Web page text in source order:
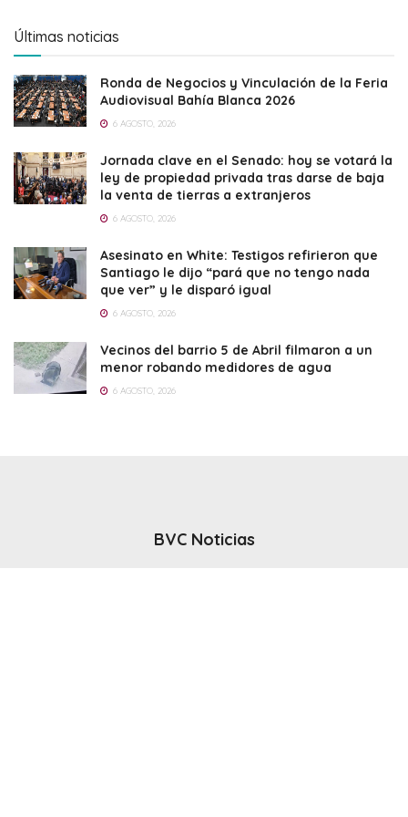
Últimas noticias
Ronda de Negocios y Vinculación de la Feria
Audiovisual Bahía Blanca 2026
6 AGOSTO, 2026
Jornada clave en el Senado: hoy se votará la
ley de propiedad privada tras darse de baja
la venta de tierras a extranjeros
6 AGOSTO, 2026
Asesinato en White: Testigos refirieron que
Santiago le dijo “pará que no tengo nada
que ver” y le disparó igual
6 AGOSTO, 2026
Vecinos del barrio 5 de Abril filmaron a un
menor robando medidores de agua
6 AGOSTO, 2026
BVC Noticias